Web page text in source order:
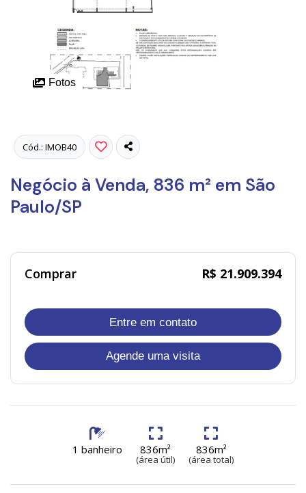
Fotos
Cód.: IMOB40
Negócio à Venda, 836 m² em São
Paulo/SP
Comprar R$ 21.909.394
Entre em contato
Agende uma visita
1 banheiro 836m²
(área útil)
836m²
(área total)